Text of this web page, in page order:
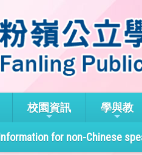
校園資訊 學與教
for non-Chinese